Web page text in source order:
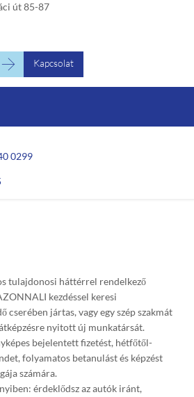
út 85-87
 Kapcsolat
0299
tulajdonosi háttérrel rendelkező
kezdéssel keresi
cserében jártas, vagy egy szép szakmát
nyitott új munkatársát.
bejelentett fizetést, hétfőtől-
folyamatos betanulást és képzést
számára.
érdeklődsz az autók iránt,